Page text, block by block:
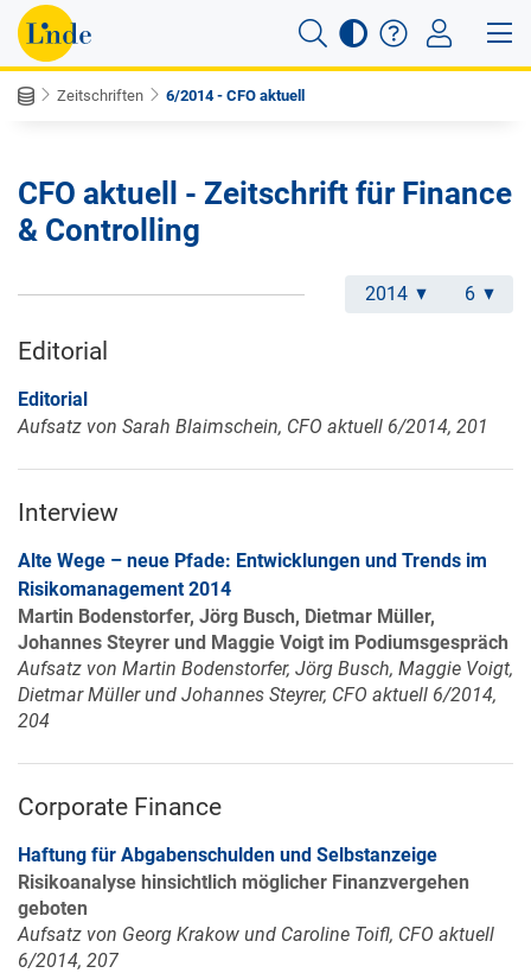
Zeitschriften 6/2014 - CFO aktuell
CFO aktuell - Zeitschrift für Finance
& Controlling
2014 6
Editorial
Editorial
Aufsatz von Sarah Blaimschein, CFO aktuell 6/2014, 201
Interview
Alte Wege – neue Pfade: Entwicklungen und Trends im
Risikomanagement 2014
Martin Bodenstorfer, Jörg Busch, Dietmar Müller,
Johannes Steyrer und Maggie Voigt im Podiumsgespräch
Aufsatz von Martin Bodenstorfer, Jörg Busch, Maggie Voigt,
Dietmar Müller und Johannes Steyrer, CFO aktuell 6/2014,
204
Corporate Finance
Haftung für Abgabenschulden und Selbstanzeige
Risikoanalyse hinsichtlich möglicher Finanzvergehen
geboten
Aufsatz von Georg Krakow und Caroline Toifl, CFO aktuell
6/2014, 207